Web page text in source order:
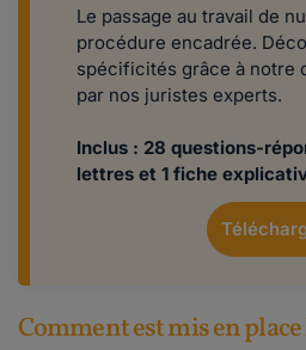
Le passage au travail de
procédure encadrée.
spécificités grâce à notre
par nos juristes experts.
Inclus : 28 questions-
lettres et 1 fiche
Comment est mis en